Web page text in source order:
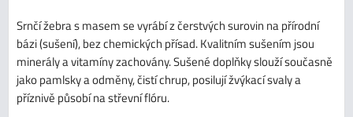
Srnčí žebra s masem se vyrábí z čerstvých surovin na přírodní
bázi (sušení), bez chemických přísad. Kvalitním sušením jsou
minerály a vitamíny zachovány. Sušené doplňky slouží současně
jako pamlsky a odměny, čistí chrup, posilují žvýkací svaly a
příznivě působí na střevní flóru.